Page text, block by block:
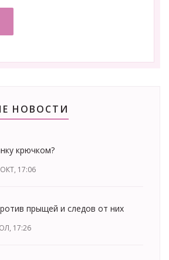
НОВОСТИ
крючком?
17:06
прыщей и следов от них
17:26